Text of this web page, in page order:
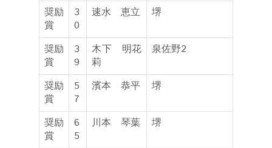
奨励
賞
3
0
速水 恵立 堺
奨励
賞
3
9
木下 明花
莉
泉佐野2
奨励
賞
5
7
濱本 恭平 堺
奨励
賞
6
5
川本 琴葉 堺